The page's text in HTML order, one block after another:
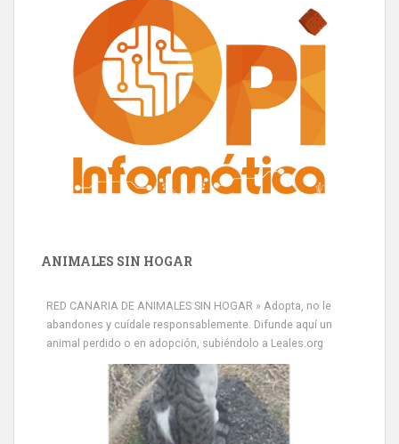
ANIMALES SIN HOGAR
RED CANARIA DE ANIMALES SIN HOGAR » Adopta, no le
abandones y cuídale responsablemente. Difunde aquí un
animal perdido o en adopción, subiéndolo a Leales.org